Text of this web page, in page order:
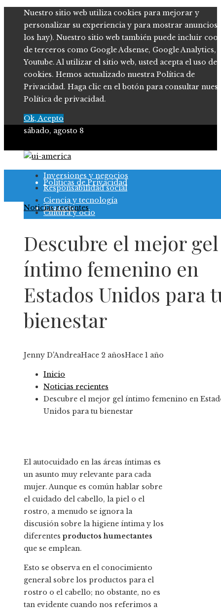
Nuestro sitio web utiliza cookies para mejorar y
personalizar su experiencia y para mostrar anuncios
los hay). Nuestro sitio web también puede incluir
de terceros como Google Adsense, Google Analytics,
Youtube. Al utilizar el sitio web, usted acepta el uso de
cookies. Hemos actualizado nuestra Política de
Privacidad. Haga clic en el botón para consultar
Política de privacidad.
Ok, Acepto
sábado, agosto 8
Quiénes somos
Políticas de Privacidad
Contacto
Inversiones y negocios
Responsabilidad social
Ciencia y tecnología
Cultura y ocio
Noticias recientes
Descubre el mejor gel
íntimo femenino en
Estados Unidos para
bienestar
Jenny D'AndreaHace 2 añosHace 1 año
Inicio
Noticias recientes
Descubre el mejor gel íntimo femenino en
Unidos para tu bienestar
El autocuidado en las áreas íntimas es
un asunto muy relevante para cada
mujer. Aunque es común hablar sobre
el cuidado del cabello, la piel o el
rostro, a menudo se ignora la
discusión sobre la higiene íntima y los
diferentesproductos humectantes
que se emplean.
Esto se observa en el conocimiento
general sobre los productos para el
rostro o el cabello; no obstante, no es
tan evidente cuando nos referimos a